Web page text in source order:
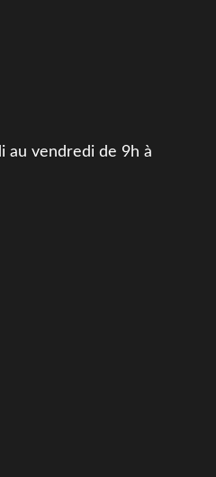
au vendredi de 9h à